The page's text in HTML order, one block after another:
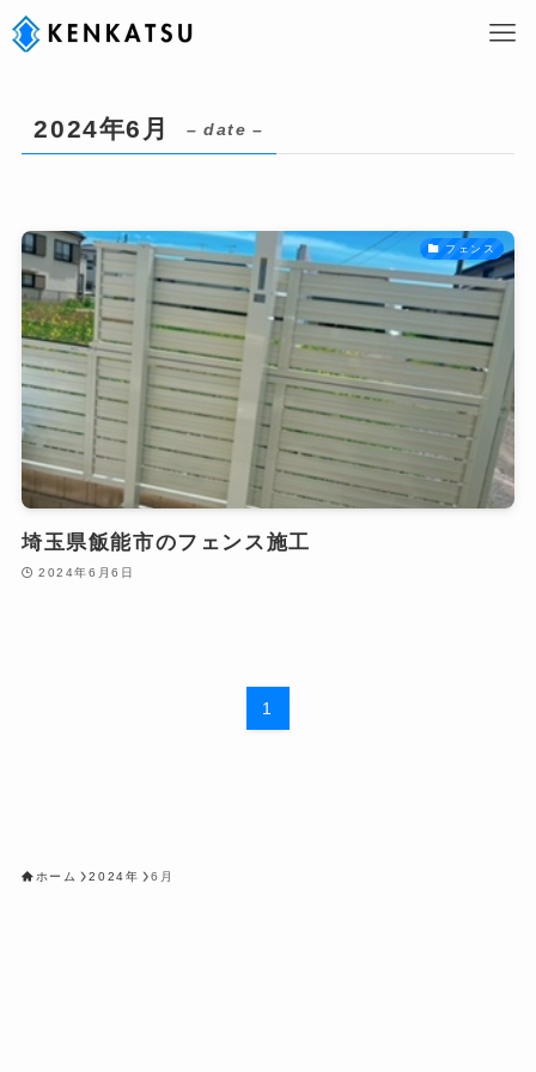
2024年6月 – date –
フェンス
埼玉県飯能市のフェンス施工
2024年6月6日
1
ホーム 2024年 6月